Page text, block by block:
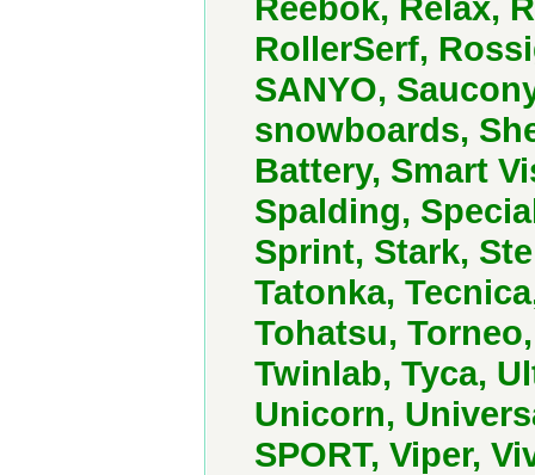
RollerSerf,
SANYO,
snowboards,
Battery, Smart
Spalding,
Sprint, Stark,
Tatonka,
Tohatsu,
Twinlab, Tyca,
Unicorn,
SPORT, Viper,